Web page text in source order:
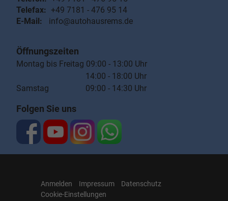
Telefax: +49 7181 - 476 95 14
E-Mail:
info@autohausrems.de
Öffnungszeiten
Montag bis Freitag 09:00 - 13:00 Uhr
14:00 - 18:00 Uhr
Samstag 09:00 - 14:30 Uhr
Folgen Sie uns
Anmelden Impressum
Datenschutz
Cookie-Einstellungen